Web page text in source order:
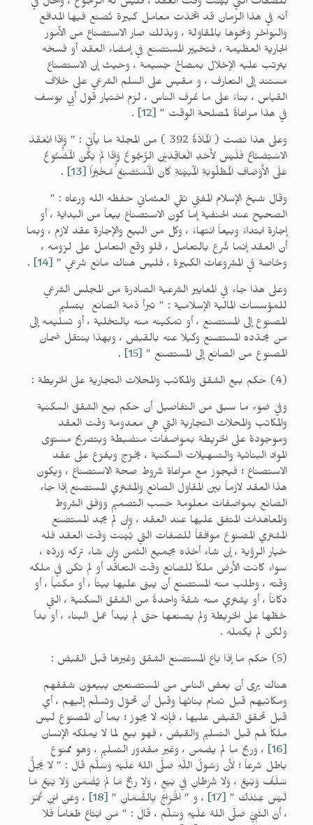
للصفات التي بيّنت وقت العقد ، فليس له الرجوع ، والحال في
أنه في هذا الزمان قد اتخذت معامل كبيرة تُصنع فيها المدافع
والبواخر ونحوها بالمقاولة ، وبذلك صار الاستصناع من الأمور
الجارية العظيمة ، فتخيير المستصنع في إمضاء العقد أو فسخه
يترتب عليه الإخلال بمصالح جسيمة ، وحيث إن الاستصناع
مستند إلى التعارف ، و مقيس على السلم الشرعي على خلاف
القياس ، بناءً على ما عُرِف الناس ، لزم اختيار قول أبي يوسف
في هذا مراعاةً لمصلحة الوقت ” [12]
.
وعلى هذا نصت ( الْمَادَّةُ 392 ) من المجلة ما يأتي : ” وَإِذَا انْعَقَدَ
الاسْتِصْنَاعُ فَلَيْسَ لأَحَدِ الْعَاقِدَيْنِ الرُّجُوعُ وَإِذَا لَمْ يَكُنْ الْمَصْنُوعُ
عَلَى الأَوْصَافِ الْمَطْلُوبَةِ الْمُبَيَّنَةِ كَانَ الْمُسْتَصْنِعُ مُخَيَّراً [13]
.
وقال شيخ الإسلام المفتي تقي العثماني حفظه الله ورعاه : ”
الصحيح عند الحنفية إما كون الاستصناع بيعاً من البداية ، أو
إجارة ابتداءً وبيعاً انتهاءً ، وكل من البيع والإجارة عقد لازم ، وبما
أن العقد إنما شُرع بالتعامل ، فلو وقع التعامل على لزومه ،
وخاصة في المشروعات الكبيرة ، فليس هناك مانع شرعي ” [14]
.
وعلى هذا جاء في المعايير الشرعية الصادرة من المجلس الشرعي
للمؤسسات المالية الإسلامية : ” تبرأ ذمة الصانع بتسليم
المصنوع إلى المستصنع ، أو تمكينه منه بالتخلية ، أو تسليمه إلى
من يحدّده المستصنع وكيلا عنه بالقبض ، وبهذا ينتقل ضمان
المصنوع من الصانع إلى المستصنع ” [15]
.
(4) حكم بيع الشقق والمكاتب والمحلات التجارية على الخريطة :
وفي ضوء ما سبق من التفاصيل أن حكم بيع الشقق السكنية
والمكاتب والمحلات التجارية التي هي معدومة وقت العقد
وموجودة على الخريطة بمواصفات منضبطة وبتصريح مستوى
المواد البنائية والتسهيلات السكنية ، يخرّج ويفرّع على عقد
الاستصناع ؛ فيجوز مع مراعاة شروط صحة الاستصناع ، ويكون
هذا العقد لازماً بين المقاول الصانع والمشتري المستصنع إذا جاء
الصانع بمواصفات معلومة حسب التصميم ووفق الشروط
والمعاهدات المتفق عليها عند العقد ، وإن لم يجد المستصنع
المشتري المصنوعَ موافقاً للصفات التي بُيّنت وقت العقد فله
خيار الرؤية ، إن شاء أخذه بجميع الثمن وإن شاء تركه وردّه ،
سواء كانت الأرض ملكاً للصانع وقت التعاقد أو لم تكن في ملكه
وقته ، وطلب منه المستصنع أن يبنى عليها بيتاً ، أو مكتباً ، أو
دكاناً ، أو يشتري منه شقةً واحدةً من الشقق السكنية ، التي
خطّها على الخريطة ولم يصنعها حتى لم يبدأ عمل البناء ، أو بدأ
ولكن لم يكمله .
(5) حكم ما إذا باع المستصنع الشقق وغيرها قبل القبض :
هناك يرى أن بعض الناس من المستصنعين يبيعون شققهم
ومكاتبهم قبل تمام بنائها وقبل أن تحوّل وتسلّم إليهم ، أي
قبل تحقق القبض عليها ، فإنه لا يجوز ؛ بما أن المصنوع ليس
مِلكاً لهم قبل التسليم والقبض ، فهو بيع لما لا يملكه الإنسان
[16]
، وربح ما لم يضمن ، وغير مقدور التسليم ، وهو ممنوع
باطل شرعاً ؛ لأن رَسُولُ اللَّهِ صَلَّى اللهُ عَلَيْهِ وَسَلَّمَ قَالَ : ” لا يَحِلُّ
سَلَفٌ وَبَيْعٌ ، وَلا شَرْطَانِ فِي بَيْعٍ ، وَلا رِبْحُ مَا لَمْ يُضْمَنْ وَلا بَيْعُ مَا
لَيْسَ عِنْدَكَ ” [17] ، و ” الْخَرَاجُ بِالضَّمَانِ ” [18]
، وعَنِ ابْنِ عُمَرَ
، أَنَّ النَّبِيَّ صَلَّى اللهُ عَلَيْهِ وَسَلَّمَ ، قَالَ : ” مَنِ ابْتَاعَ طَعَاماً فَلا